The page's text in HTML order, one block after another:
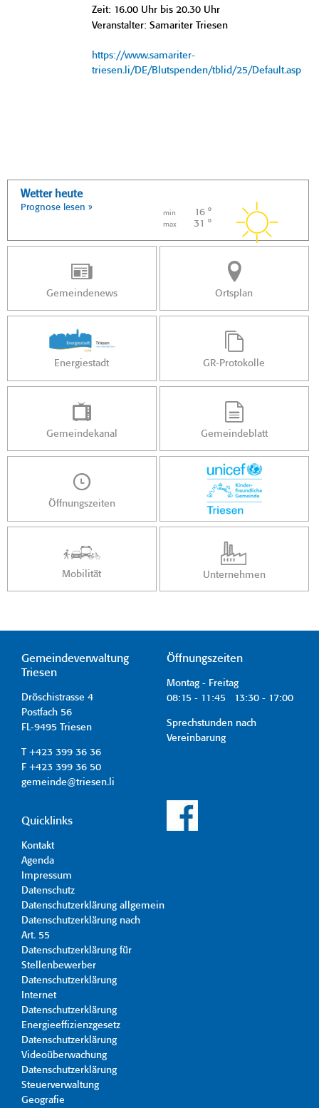
Zeit: 16.00 Uhr bis 20.30 Uhr
Veranstalter: Samariter Triesen
https://www.samariter-
triesen.li/DE/Blutspenden/tblid/25/Default.asp
Wetter heute
Prognose lesen »
min 16 °
max 31 °
Gemeindenews Ortsplan
Energiestadt GR-Protokolle
Gemeindekanal Gemeindeblatt
Öffnungszeiten
Mobilität Unternehmen
Gemeindeverwaltung
Triesen
Dröschistrasse 4
Postfach 56
FL-9495 Triesen
T +423 399 36 36
F +423 399 36 50
gemeinde@triesen.li
Öffnungszeiten
Montag - Freitag
08:15 - 11:45 13:30 - 17:00
Sprechstunden nach
Vereinbarung
Quicklinks
Kontakt
Agenda
Impressum
Datenschutz
Datenschutzerklärung allgemein
Datenschutzerklärung nach
Art. 55
Datenschutzerklärung für
Stellenbewerber
Datenschutzerklärung
Internet
Datenschutzerklärung
Energieeffizienzgesetz
Datenschutzerklärung
Videoüberwachung
Datenschutzerklärung
Steuerverwaltung
Geografie